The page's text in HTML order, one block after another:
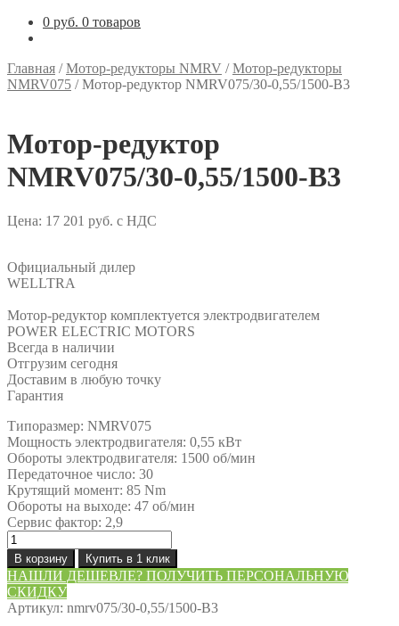
0 руб. 0 товаров
Главная /Мотор-редукторы NMRV /Мотор-редукторы
NMRV075 /Мотор-редуктор NMRV075/30-0,55/1500-B3
Мотор-редуктор
NMRV075/30-0,55/1500-B3
Цена: 17 201 руб. с НДС
Официальный дилер
WELLTRA
Мотор-редуктор комплектуется электродвигателем
POWER ELECTRIC MOTORS
Всегда в наличии
Отгрузим сегодня
Доставим в любую точку
Гарантия
Типоразмер: NMRV075
Мощность электродвигателя: 0,55 кВт
Обороты электродвигателя: 1500 об/мин
Передаточное число: 30
Крутящий момент: 85 Nm
Обороты на выходе: 47 об/мин
Сервис фактор: 2,9
Количество
товара
Мотор-
редуктор
NMRV075/30-
0,55/1500-
В корзину Купить в 1 клик
НАШЛИ ДЕШЕВЛЕ? ПОЛУЧИТЬ ПЕРСОНАЛЬНУЮ
СКИДКУ
Артикул: nmrv075/30-0,55/1500-B3